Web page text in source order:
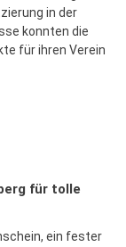
in der
konnten die
für ihren Verein
für tolle
ein fester